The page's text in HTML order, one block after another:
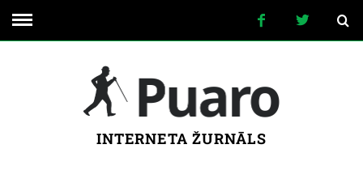
INTERNETA ŽURNĀLS